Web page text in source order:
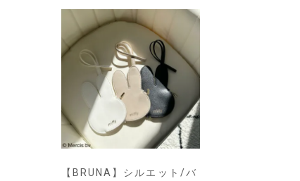
【BRUNA】シルエット/バ